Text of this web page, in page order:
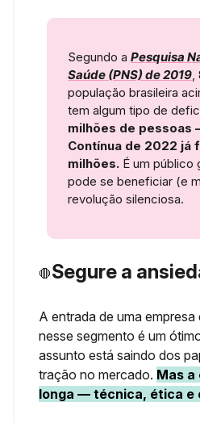
Segundo a Pesquisa
Saúde (PNS) de 2019,
população brasileira
tem algum tipo de
milhões de pessoas
Contínua de 2022 já
milhões. É um público
pode se beneficiar (e
revolução silenciosa.
🛑Segure a
A entrada de uma
nesse segmento é um
assunto está saindo dos
tração no mercado. Mas a
longa — técnica, ética e